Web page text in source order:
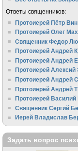
Ответы священников:
Протоиерей Пётр
Протоиерей Олег
Священник Федор
Протоиерей Андрей
Протоиерей Андрей
Протоиерей Алексий
Протоиерей Андрей
Протоиерей Андрей
Протоиерей Василий
Священник Сергий
Иерей Владислав
Задать вопрос